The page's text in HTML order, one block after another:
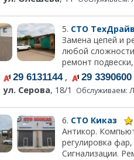
5. СТО
Замена цепей и
любой
ремонт
29 6131144, 29 3390600
ул. Серова, 18/1 Обслуживаем:
6. СТО Киказ
Антикор.
регулировка
Сигнализации.